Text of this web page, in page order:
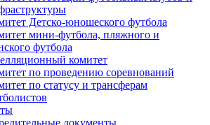
Детско-юношеского футбола
мини-футбола, пляжного и
футбола
комитет
по проведению соревнований
по статусу и трансферам
документы